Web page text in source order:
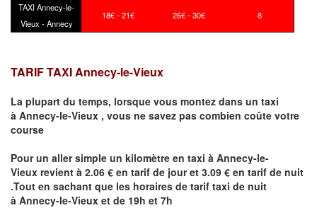
TAXI Annecy-le-
Vieux - Annecy
18€ - 21€ 26€ - 30€ 8
TARIF TAXI Annecy-le-Vieux
La plupart du temps, lorsque vous montez dans un taxi
à Annecy-le-Vieux , vous ne savez pas combien coûte votre
course
Pour un aller simple un kilomètre en taxi à Annecy-le-
Vieux revient à 2.06 € en tarif de jour et 3.09 € en tarif de nuit
.Tout en sachant que les horaires de tarif taxi de nuit
à Annecy-le-Vieux et de 19h et 7h